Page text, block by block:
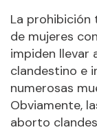
La
de mujeres
impiden llevar
clandestino e
numerosas
Obviamente,
aborto